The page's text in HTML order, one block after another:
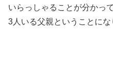
いらっしゃることが分かっ
3人いる父親ということにな